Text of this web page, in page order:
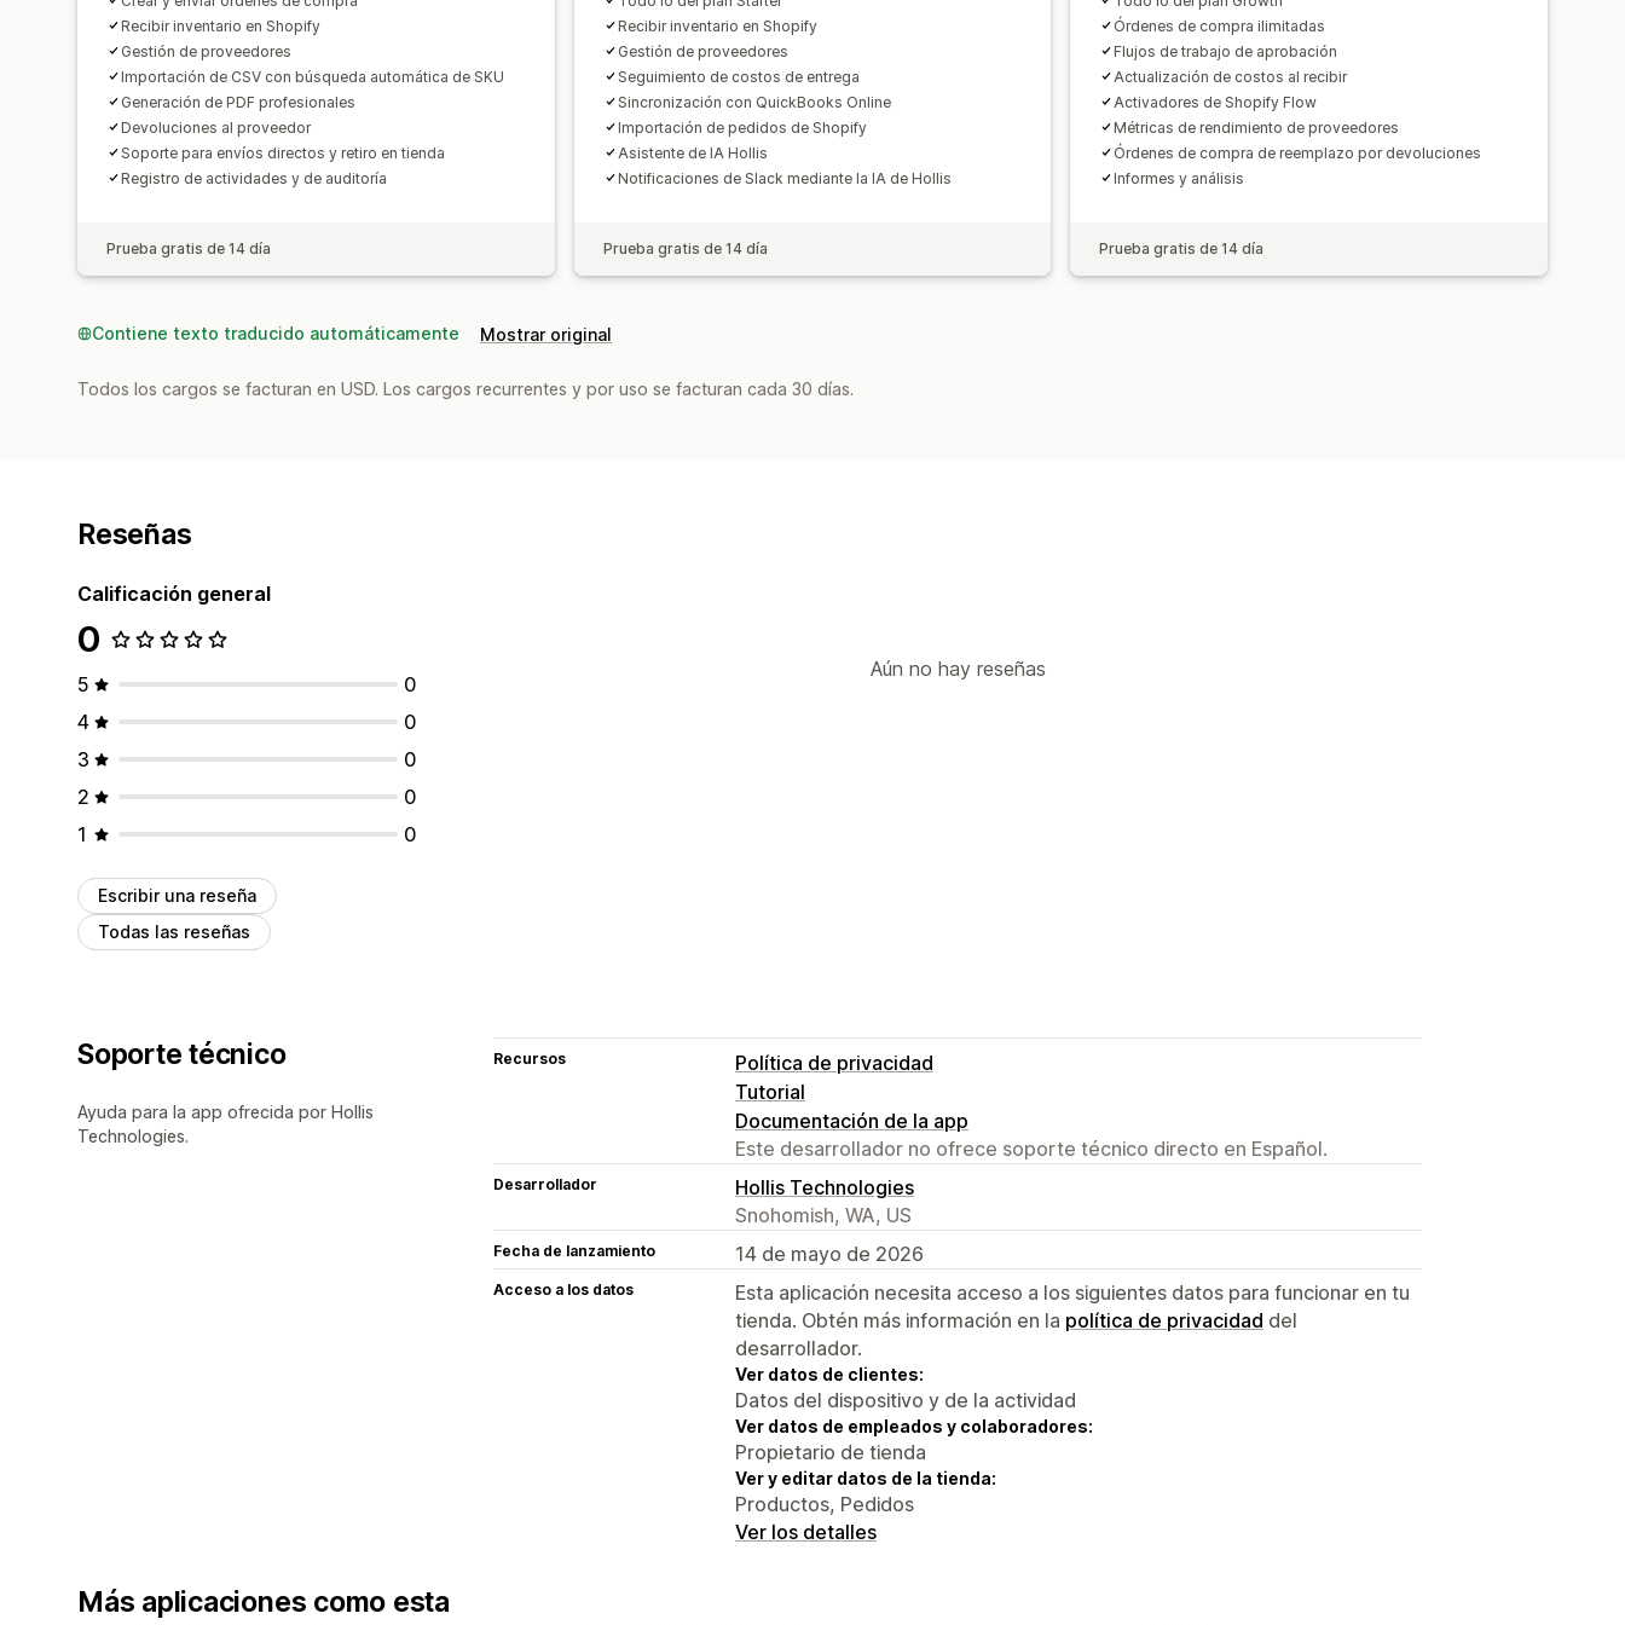
Recibir inventario en Shopify
Gestión de proveedores
Importación de CSV con búsqueda automática de SKU
Generación de PDF profesionales
Devoluciones al proveedor
Soporte para envíos directos y retiro en tienda
Registro de actividades y de auditoría
Prueba gratis de 14 día
Recibir inventario en Shopify
Gestión de proveedores
Seguimiento de costos de entrega
Sincronización con QuickBooks Online
Importación de pedidos de Shopify
Asistente de IA Hollis
Notificaciones de Slack mediante la IA de Hollis
Prueba gratis de 14 día
Órdenes de compra ilimitadas
Flujos de trabajo de aprobación
Actualización de costos al recibir
Activadores de Shopify Flow
Métricas de rendimiento de proveedores
Órdenes de compra de reemplazo por devoluciones
Informes y análisis
Prueba gratis de 14 día
Contiene texto traducido automáticamente Mostrar original
Todos los cargos se facturan en USD. Los cargos recurrentes y por uso se facturan cada 30 días.
Reseñas
Calificación general
0
5
0
4
0
3
0
2
0
1
0
Escribir una reseña
Todas las reseñas
Aún no hay reseñas
Soporte técnico
Ayuda para la app ofrecida por Hollis
Technologies.
Recursos
Política de privacidad
Tutorial
Documentación de la app
Este desarrollador no ofrece soporte técnico directo en Español.
Desarrollador
Hollis Technologies
Snohomish, WA, US
Fecha de lanzamiento 14 de mayo de 2026
Acceso a los datos
Esta aplicación necesita acceso a los siguientes datos para funcionar en tu
tienda. Obtén más información en la política de privacidad del
desarrollador.
Ver datos de clientes:
Datos del dispositivo y de la actividad
Ver datos de empleados y colaboradores:
Propietario de tienda
Ver y editar datos de la tienda:
Productos, Pedidos
Ver los detalles
Más aplicaciones como esta